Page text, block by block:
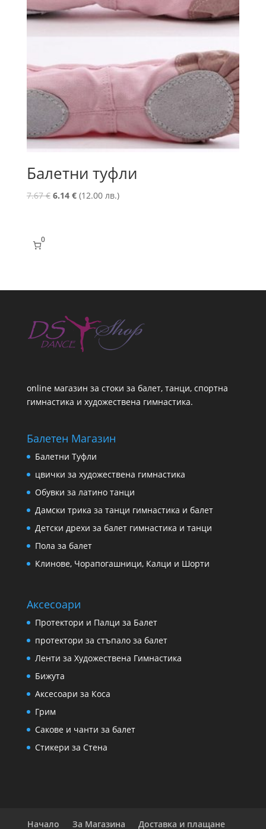
Балетни туфли
7.67€ Original
6.14 €Текущата
(12.00 лв.)
0
online магазин за стоки за балет, танци, спортна
гимнастика и художествена гимнастика.
Балетен Магазин
Балетни Туфли
цвички за художествена гимнастика
Обувки за латино танци
Дамски трика за танци гимнастика и балет
Детски дрехи за балет гимнастика и танци
Пола за балет
Клинове, Чорапогашници, Калци и Шорти
Аксесоари
Протектори и Палци за Балет
протектори за стъпало за балет
Ленти за Художествена Гимнастика
Бижута
Аксесоари за Коса
Грим
Сакове и чанти за балет
Стикери за Стена
Начало За Магазина Доставка и плащане